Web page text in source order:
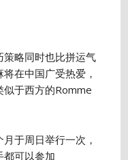
策略同时也比拼运气
在中国广受热爱，
似于西方的Romme
于周日举行一次，
都可以参加